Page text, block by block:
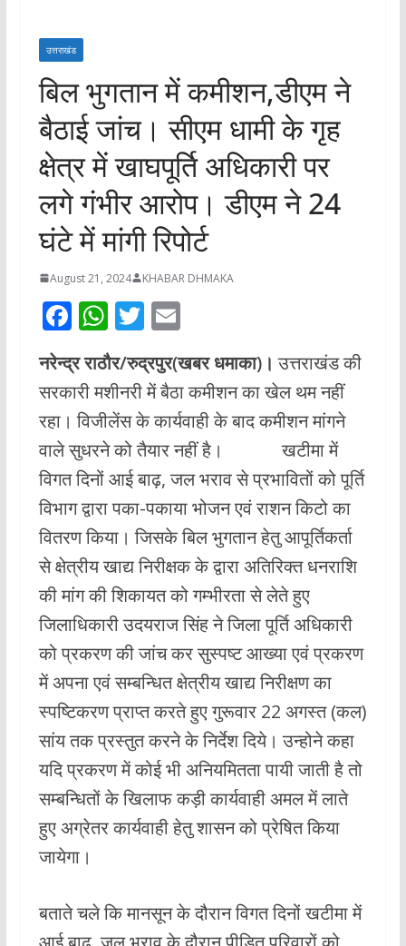
उत्तराखंड
बिल भुगतान में कमीशन,डीएम ने
बैठाई जांच। सीएम धामी के गृह
क्षेत्र में खाघपूर्ति अधिकारी पर
लगे गंभीर आरोप। डीएम ने 24
घंटे में मांगी रिपोर्ट
August 21, 2024 KHABAR DHMAKA
F
e
b
o
o
k
W
h
at
s
A
p
p
T
itt
er
E
ai
l
नरेन्द्र राठौर/रुद्रपुर(खबर धमाका)। उत्तराखंड की
सरकारी मशीनरी में बैठा कमीशन का खेल थम नहीं
रहा। विजीलेंस के कार्यवाही के बाद कमीशन मांगने
वाले सुधरने को तैयार नहीं है। खटीमा में
विगत दिनों आई बाढ़, जल भराव से प्रभावितों को पूर्ति
विभाग द्वारा पका-पकाया भोजन एवं राशन किटो का
वितरण किया। जिसके बिल भुगतान हेतु आपूर्तिकर्ता
से क्षेत्रीय खाद्य निरीक्षक के द्वारा अतिरिक्त धनराशि
की मांग की शिकायत को गम्भीरता से लेते हुए
जिलाधिकारी उदयराज सिंह ने जिला पूर्ति अधिकारी
को प्रकरण की जांच कर सुस्पष्ट आख्या एवं प्रकरण
में अपना एवं सम्बन्धित क्षेत्रीय खाद्य निरीक्षण का
स्पष्टिकरण प्राप्त करते हुए गुरूवार 22 अगस्त (कल)
सांय तक प्रस्तुत करने के निर्देश दिये। उन्होने कहा
यदि प्रकरण में कोई भी अनियमितता पायी जाती है तो
सम्बन्धितों के खिलाफ कड़ी कार्यवाही अमल में लाते
हुए अग्रेतर कार्यवाही हेतु शासन को प्रेषित किया
जायेगा।
बताते चले कि मानसून के दौरान विगत दिनों खटीमा में